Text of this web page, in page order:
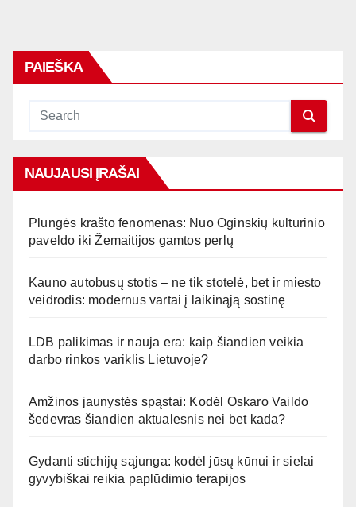
PAIEŠKA
NAUJAUSI ĮRAŠAI
Plungės krašto fenomenas: Nuo Oginskių kultūrinio
paveldo iki Žemaitijos gamtos perlų
Kauno autobusų stotis – ne tik stotelė, bet ir miesto
veidrodis: modernūs vartai į laikinąją sostinę
LDB palikimas ir nauja era: kaip šiandien veikia
darbo rinkos variklis Lietuvoje?
Amžinos jaunystės spąstai: Kodėl Oskaro Vaildo
šedevras šiandien aktualesnis nei bet kada?
Gydanti stichijų sąjunga: kodėl jūsų kūnui ir sielai
gyvybiškai reikia paplūdimio terapijos